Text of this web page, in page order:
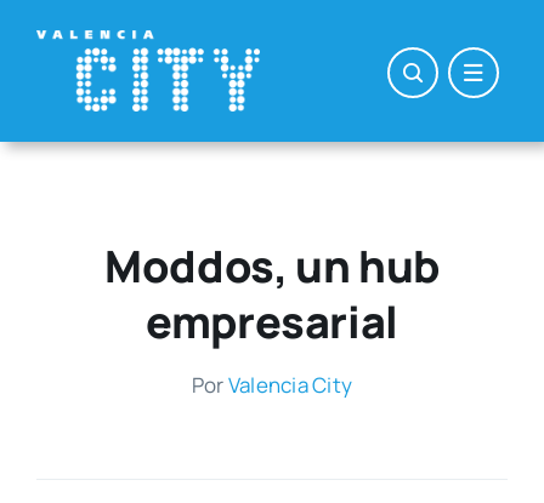
contenido
Moddos, un hub
empresarial
PorValen­cia City